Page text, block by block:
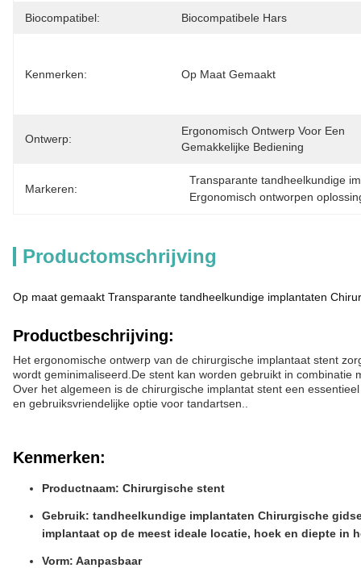
Biocompatibel: Biocompatibele Hars
Kenmerken: Op Maat Gemaakt
Ontwerp:
Ergonomisch Ontwerp Voor Een
Gemakkelijke Bediening
Markeren:
Transparante tandheelkundige
Ergonomisch ontworpen
Productomschrijving
Op maat gemaakt Transparante tandheelkundige implantaten
Productbeschrijving:
Het ergonomische ontwerp van de chirurgische implantaat stent
wordt geminimaliseerd.De stent kan worden gebruikt in
Over het algemeen is de chirurgische implantat stent een
en gebruiksvriendelijke optie voor tandartsen..
Kenmerken:
Productnaam: Chirurgische stent
Gebruik: tandheelkundige implantaten Chirurgische
implantaat op de meest ideale locatie, hoek en diepte in
Vorm: Aanpasbaar